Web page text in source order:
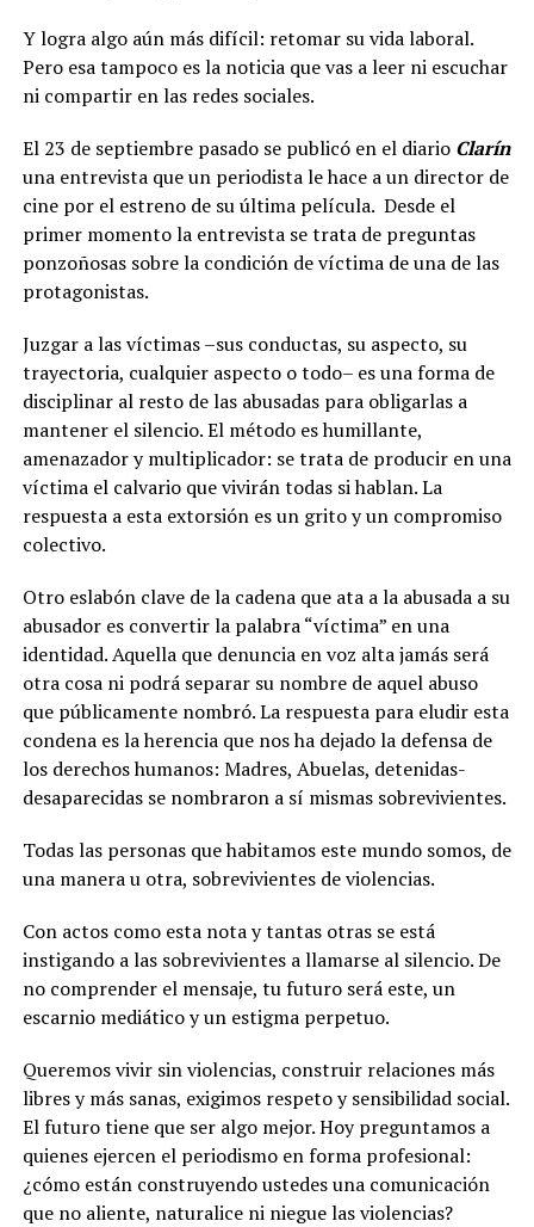
Y logra algo aún más difícil: retomar su vida laboral.
Pero esa tampoco es la noticia que vas a leer ni escuchar
ni compartir en las redes sociales.
El 23 de septiembre pasado se publicó en el diario Clarín
una entrevista que un periodista le hace a un director de
cine por el estreno de su última película. Desde el
primer momento la entrevista se trata de preguntas
ponzoñosas sobre la condición de víctima de una de las
protagonistas.
Juzgar a las víctimas –sus conductas, su aspecto, su
trayectoria, cualquier aspecto o todo– es una forma de
disciplinar al resto de las abusadas para obligarlas a
mantener el silencio. El método es humillante,
amenazador y multiplicador: se trata de producir en una
víctima el calvario que vivirán todas si hablan. La
respuesta a esta extorsión es un grito y un compromiso
colectivo.
Otro eslabón clave de la cadena que ata a la abusada a su
abusador es convertir la palabra “víctima” en una
identidad. Aquella que denuncia en voz alta jamás será
otra cosa ni podrá separar su nombre de aquel abuso
que públicamente nombró. La respuesta para eludir esta
condena es la herencia que nos ha dejado la defensa de
los derechos humanos: Madres, Abuelas, detenidas-
desaparecidas se nombraron a sí mismas sobrevivientes.
Todas las personas que habitamos este mundo somos, de
una manera u otra, sobrevivientes de violencias.
Con actos como esta nota y tantas otras se está
instigando a las sobrevivientes a llamarse al silencio. De
no comprender el mensaje, tu futuro será este, un
escarnio mediático y un estigma perpetuo.
Queremos vivir sin violencias, construir relaciones más
libres y más sanas, exigimos respeto y sensibilidad social.
El futuro tiene que ser algo mejor. Hoy preguntamos a
quienes ejercen el periodismo en forma profesional:
¿cómo están construyendo ustedes una comunicación
que no aliente, naturalice ni niegue las violencias?